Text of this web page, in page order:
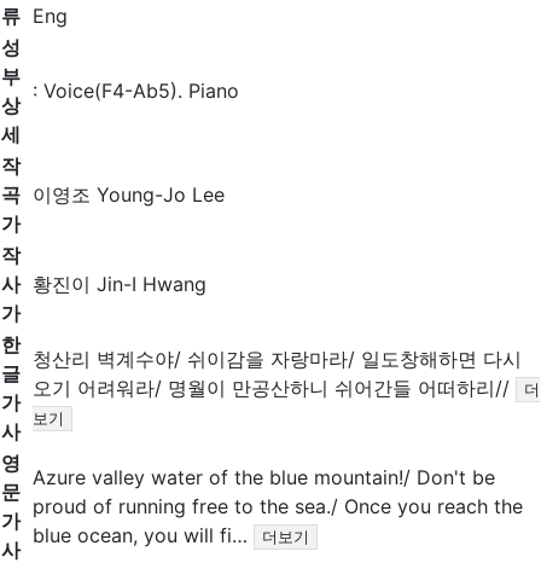
류 Eng
성
부
상
세
: Voice(F4-Ab5). Piano
작
곡
가
이영조 Young-Jo Lee
작
사
가
황진이 Jin-I Hwang
한
글
가
사
청산리 벽계수야/ 쉬이감을 자랑마라/ 일도창해하면 다시
오기 어려워라/ 명월이 만공산하니 쉬어간들 어떠하리//
더
보기
영
문
가
사
Azure valley water of the blue mountain!/ Don't be
proud of running free to the sea./ Once you reach the
blue ocean, you will fi…
더보기